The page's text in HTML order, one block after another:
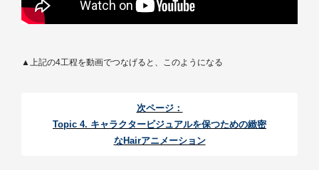
▲上記の4工程を動画でつなげると、このようになる
次ページ：
Topic 4. キャラクタービジュアルを保つための緻密
なHairアニメーション